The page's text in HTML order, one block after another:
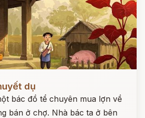
dụ
bác đồ tể chuyên mua lợn về
bán ở chợ. Nhà bác ta ở bên